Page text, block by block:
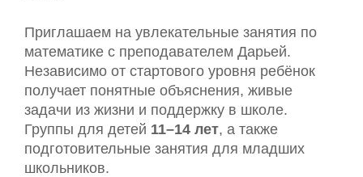
Приглашаем на увлекательные занятия по
математике с преподавателем Дарьей.
Независимо от стартового уровня ребёнок
получает понятные объяснения, живые
задачи из жизни и поддержку в школе.
Группы для детей 11–14 лет, а также
подготовительные занятия для младших
школьников.